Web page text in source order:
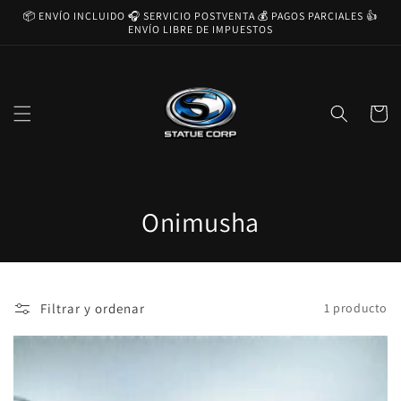
directamente
📦 ENVÍO INCLUIDO 🎧 SERVICIO POSTVENTA 💰 PAGOS PARCIALES 👍
ENVÍO LIBRE DE IMPUESTOS
Carrito
C
o
e
Onimusha
Filtrar y ordenar 1 producto